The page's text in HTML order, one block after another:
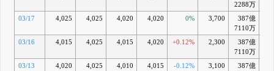
2288万
03/17 4,025 4,025 4,020 4,020 0% 3,700
387億
7110万
03/16 4,015 4,025 4,015 4,020 +0.12% 2,300
387億
7110万
03/13 4,020 4,025 4,010 4,015 -0.12% 3,100
387億